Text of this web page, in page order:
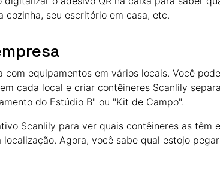
cozinha, seu escritório em casa, etc.
equipamentos em vários locais. Você pode
cada local e criar contêineres Scanlily
do Estúdio B" ou "Kit de Campo".
Scanlily para ver quais contêineres as têm e
Agora, você sabe qual estojo